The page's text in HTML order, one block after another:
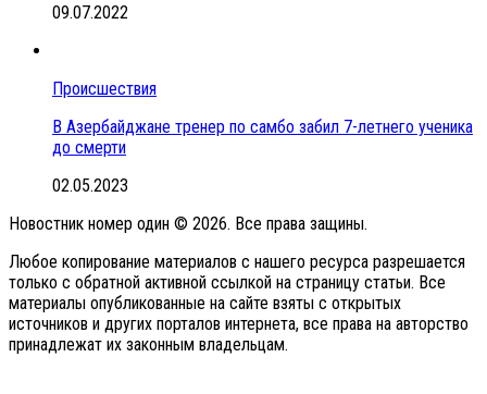
09.07.2022
Происшествия
В Азербайджане тренер по самбо забил 7-летнего ученика
до смерти
02.05.2023
Новостник номер один © 2026. Все права защины.
Любое копирование материалов с нашего ресурса разрешается
только с обратной активной ссылкой на страницу статьи. Все
материалы опубликованные на сайте взяты с открытых
источников и других порталов интернета, все права на авторство
принадлежат их законным владельцам.